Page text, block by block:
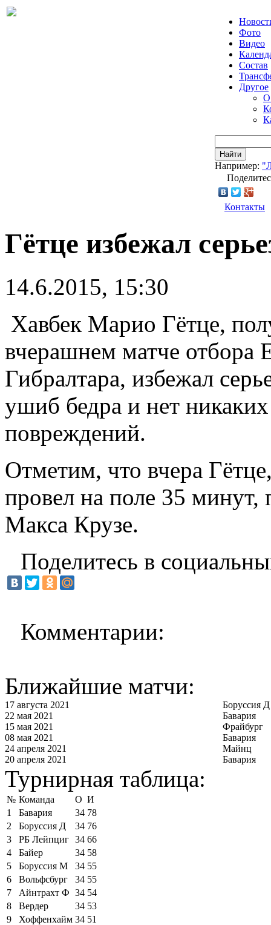
Фото
Видео
Состав
Другое
О
Найти
Например:
Контакты
Гётце избежал
14.6.2015, 15:30
Хавбек Марио Гётце,
вчерашнем матче
Гибралтара, избежал
ушиб бедра и нет
повреждений.
Отметим, что вчера
провел на поле 35 минут,
Макса Крузе.
Поделитесь в
Комментарии:
Ближайшие матчи:
17 августа 2021
Боруссия Д
22 мая 2021
Бавария
15 мая 2021
Фрайбург
08 мая 2021
Бавария
24 апреля 2021
Майнц
20 апреля 2021
Бавария
Турнирная таблица:
№ Команда О И
1
Бавария 34 78
2
Боруссия Д 34 76
3
РБ Лейпциг 34 66
4
Байер 34 58
5
Боруссия М 34 55
6
Вольфсбург 34 55
7
Айнтрахт Ф 34 54
8
Вердер 34 53
9
Хоффенхайм 34 51